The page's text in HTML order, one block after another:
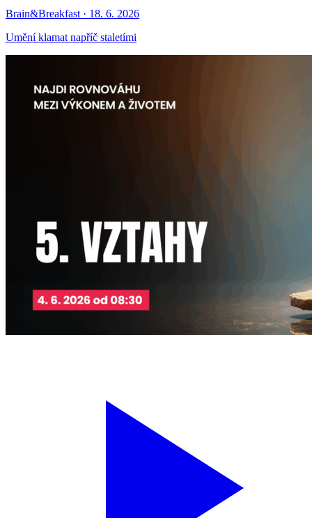
Brain&Breakfast · 18. 6. 2026
Umění klamat napříč staletími